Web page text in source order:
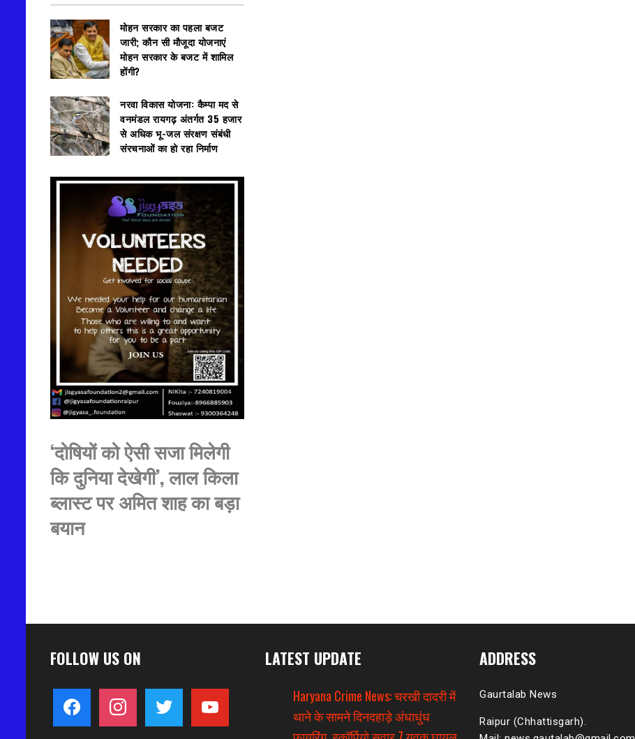
मोहन सरकार का पहला बजट
जारी; कौन सी मौजूदा योजनाएं
मोहन सरकार के बजट में शामिल
होंगी?
नरवा विकास योजना: कैम्पा मद से
वनमंडल रायगढ़ अंतर्गत 35 हजार
से अधिक भू-जल संरक्षण संबंधी
संरचनाओं का हो रहा निर्माण
‘दोषियों को ऐसी सजा मिलेगी
कि दुनिया देखेगी’, लाल किला
ब्लास्ट पर अमित शाह का बड़ा
बयान
FOLLOW US ON
facebook instagram twitter youtube
LATEST UPDATE
Haryana Crime News: चरखी दादरी में
थाने के सामने दिनदहाड़े अंधाधुंध
ADDRESS
Gaurtalab News
Raipur (Chhattisgarh).